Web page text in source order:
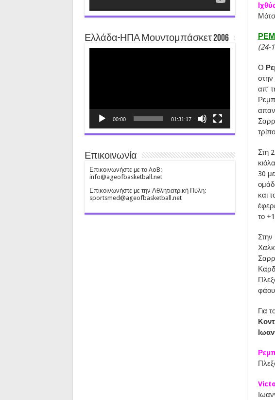
(24-
Ο
στην
απ’
Στη
30
και
το
Για
Ελλάδα-ΗΠΑ Μουντομπάσκετ 2006
00:00 01:31:17
Επικοινωνία
Επικοινωνήστε με το AoB:
info@ageofbasketball.net
Επικοινωνήστε με την Αθλητιατρική Πύλη:
sportsmed@ageofbasketball.net